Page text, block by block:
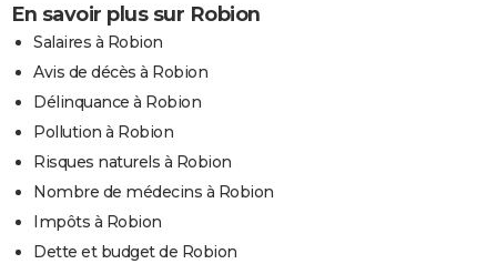
En savoir plus sur Robion
Salaires à Robion
Avis de décès à Robion
Délinquance à Robion
Pollution à Robion
Risques naturels à Robion
Nombre de médecins à Robion
Impôts à Robion
Dette et budget de Robion